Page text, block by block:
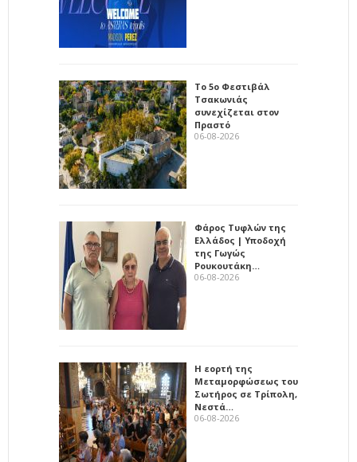
Το 5ο Φεστιβάλ
Τσακωνιάς
συνεχίζεται στον
Πραστό
06-08-2026
Φάρος Τυφλών της
Ελλάδος | Υποδοχή
της Γωγώς
Ρουκουτάκη…
06-08-2026
Η εορτή της
Μεταμορφώσεως του
Σωτήρος σε Τρίπολη,
Νεστά…
06-08-2026